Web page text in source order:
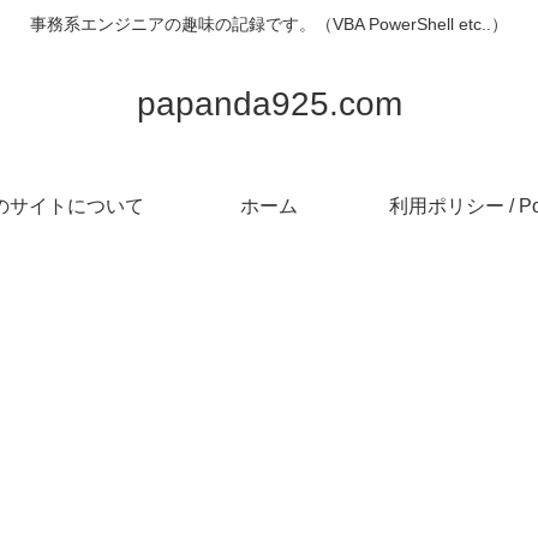
事務系エンジニアの趣味の記録です。（VBA PowerShell etc..）
papanda925.com
サイトについて ホーム 利用ポリシー /